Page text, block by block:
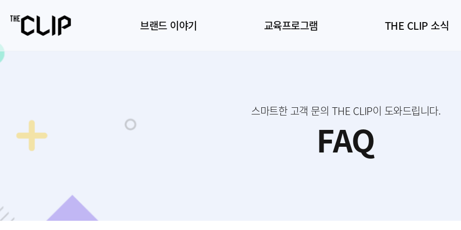
브랜드 이야기 교육프로그램 THE CLIP 소식
스마트한 고객 문의 THE CLIP이 도와드립니다.
FAQ